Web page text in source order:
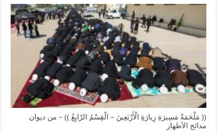
(( مَلْحَمَةُ مَسِيرَةِ زِيارَةِ الْأَرْبَعِينَ – الْقِسْمُ الرّابِعُ )) – من ديوان
مدائح الأطهار